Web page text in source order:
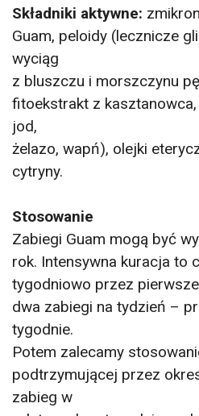
Składniki aktywne:
Guam, peloidy (lecznicze
wyciąg
z bluszczu i morszczynu
fitoekstrakt z kasztanowca,
jod,
żelazo, wapń), olejki
cytryny.
Stosowanie
Zabiegi Guam mogą być
rok. Intensywna kuracja to
tygodniowo przez
dwa zabiegi na tydzień –
tygodnie.
Potem zalecamy
podtrzymującej przez
zabieg w